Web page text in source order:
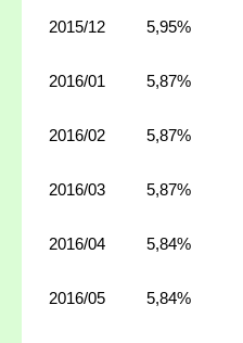
2015/12 5,95%
2016/01 5,87%
2016/02 5,87%
2016/03 5,87%
2016/04 5,84%
2016/05 5,84%